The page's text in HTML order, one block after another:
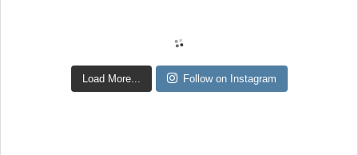
Load More... Follow on Instagram